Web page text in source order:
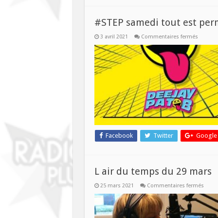
#STEP samedi tout est
3 avril 2021 Commentaires ferméssur
samedi
tout
est
permix
spécial
Pat-
B
Facebook Twitter Google
L air du temps du 29 mars
25 mars 2021 Commentaires ferméssur
air
du